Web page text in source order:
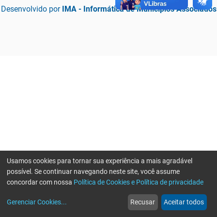
Desenvolvido por IMA - Informática de Municípios Associados
web
Notícias
more_horiz
Mais
Usamos cookies para tornar sua experiência a mais agradável
possível. Se continuar navegando neste site, você assume
concordar com nossa Política de Cookies e Política de privacidade
Gerenciar Cookies... Recusar Aceitar todos
Erro ao enviar informações, por favor tente novamente